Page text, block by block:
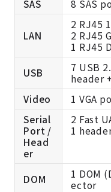
SAS 8 SAS
LAN
2 RJ45
2 RJ45
1 RJ45
USB
7 USB
header
Video
1 VGA
Serial
Port /
Head
er
2 Fast
1
DOM
1 DOM
ector